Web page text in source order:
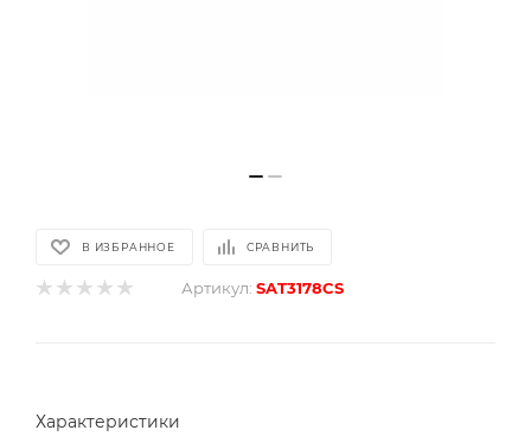
В ИЗБРАННОЕ СРАВНИТЬ
Артикул: SAT3178CS
Характеристики